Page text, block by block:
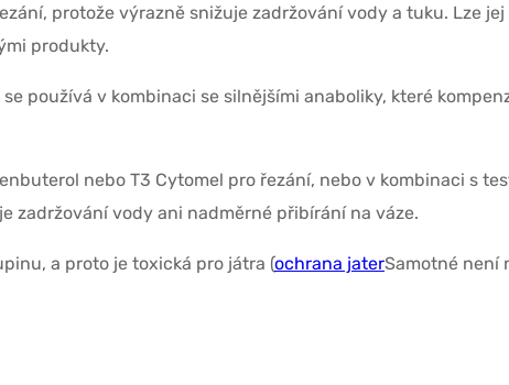
protože výrazně snižuje zadržování vody a tuku. Lze
produkty.
používá v kombinaci se silnějšími anaboliky, které
nebo T3 Cytomel pro řezání, nebo v kombinaci s
zadržování vody ani nadměrné přibírání na váze.
a proto je toxická pro játra (ochrana jaterSamotné není